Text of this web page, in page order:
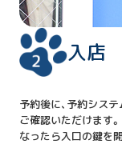
入店
予約後に、予約シス
ご確認いただけます
なったら入口の鍵を